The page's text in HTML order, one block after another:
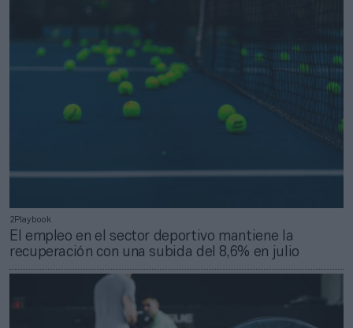
2Playbook
El empleo en el sector deportivo mantiene la
recuperación con una subida del 8,6% en julio